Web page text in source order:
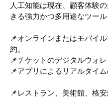
人工知能は現在、顧客体験
きる強力かつ多用途なツール
📌オンラインまたはモバイ
約。
📌チケットのデジタルウォレ
📌アプリによるリアルタイム
📌レストラン、美術館、格